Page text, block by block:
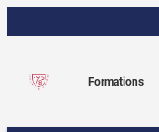
au
Formations